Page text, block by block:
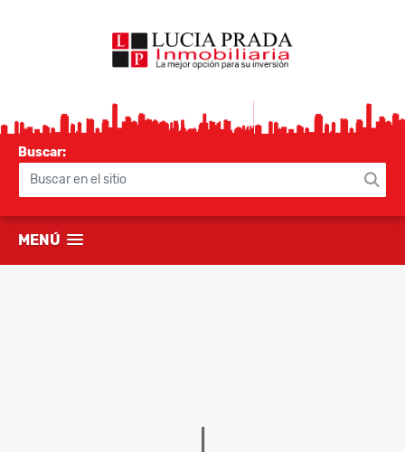
Buscar:
MENÚ